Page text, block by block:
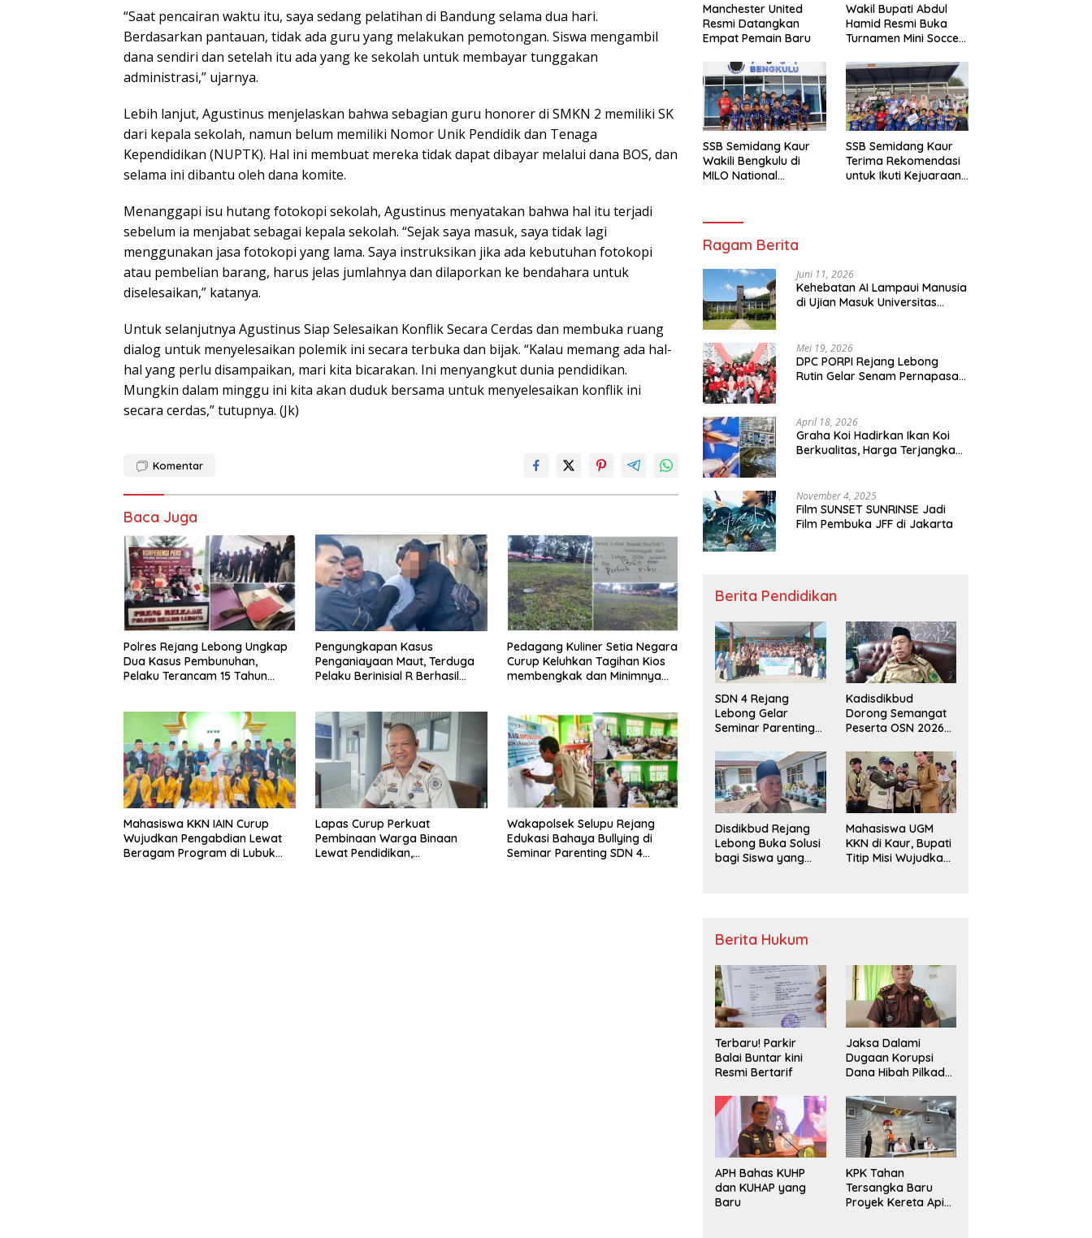
“Saat pencairan waktu itu, saya sedang pelatihan di Bandung selama dua hari.
Berdasarkan pantauan, tidak ada guru yang melakukan pemotongan. Siswa mengambil
dana sendiri dan setelah itu ada yang ke sekolah untuk membayar tunggakan
administrasi,” ujarnya.
Lebih lanjut, Agustinus menjelaskan bahwa sebagian guru honorer di SMKN 2 memiliki SK
dari kepala sekolah, namun belum memiliki Nomor Unik Pendidik dan Tenaga
Kependidikan (NUPTK). Hal ini membuat mereka tidak dapat dibayar melalui dana BOS, dan
selama ini dibantu oleh dana komite.
Menanggapi isu hutang fotokopi sekolah, Agustinus menyatakan bahwa hal itu terjadi
sebelum ia menjabat sebagai kepala sekolah. “Sejak saya masuk, saya tidak lagi
menggunakan jasa fotokopi yang lama. Saya instruksikan jika ada kebutuhan fotokopi
atau pembelian barang, harus jelas jumlahnya dan dilaporkan ke bendahara untuk
diselesaikan,” katanya.
Untuk selanjutnya Agustinus Siap Selesaikan Konflik Secara Cerdas dan membuka ruang
dialog untuk menyelesaikan polemik ini secara terbuka dan bijak. “Kalau memang ada hal-
hal yang perlu disampaikan, mari kita bicarakan. Ini menyangkut dunia pendidikan.
Mungkin dalam minggu ini kita akan duduk bersama untuk menyelesaikan konflik ini
secara cerdas,” tutupnya. (Jk)
Komentar
Baca Juga
Polres Rejang Lebong Ungkap
Dua Kasus Pembunuhan,
Pelaku Terancam 15 Tahun
Pengungkapan Kasus
Penganiayaan Maut, Terduga
Pelaku Berinisial R Berhasil
Pedagang Kuliner Setia Negara
Curup Keluhkan Tagihan Kios
membengkak dan Minimnya
Mahasiswa KKN IAIN Curup
Wujudkan Pengabdian Lewat
Beragam Program di Lubuk
Lapas Curup Perkuat
Pembinaan Warga Binaan
Lewat Pendidikan,
Wakapolsek Selupu Rejang
Edukasi Bahaya Bullying di
Seminar Parenting SDN 4
Manchester United
Resmi Datangkan
Empat Pemain Baru
Wakil Bupati Abdul
Hamid Resmi Buka
Turnamen Mini Soccer
SSB Semidang Kaur
Wakili Bengkulu di
MILO National
SSB Semidang Kaur
Terima Rekomendasi
untuk Ikuti Kejuaraan
Ragam Berita
Juni 11, 2026
Kehebatan AI Lampaui Manusia
di Ujian Masuk Universitas
Mei 19, 2026
DPC PORPI Rejang Lebong
Rutin Gelar Senam Pernapasan
April 18, 2026
Graha Koi Hadirkan Ikan Koi
Berkualitas, Harga Terjangkau
November 4, 2025
Film SUNSET SUNRINSE Jadi
Film Pembuka JFF di Jakarta
Berita Pendidikan
SDN 4 Rejang
Lebong Gelar
Seminar Parenting
Bullying,
Kadisdikbud: Patut
Jadi Contoh
Kadisdikbud
Dorong Semangat
Peserta OSN 2026
Disdikbud Rejang
Lebong Buka Solusi
bagi Siswa yang
Mahasiswa UGM
KKN di Kaur, Bupati
Titip Misi Wujudkan
Berita Hukum
Terbaru! Parkir
Balai Buntar kini
Resmi Bertarif
Jaksa Dalami
Dugaan Korupsi
Dana Hibah Pilkada
Kaur
APH Bahas KUHP
dan KUHAP yang
Baru
KPK Tahan
Tersangka Baru
Proyek Kereta Api